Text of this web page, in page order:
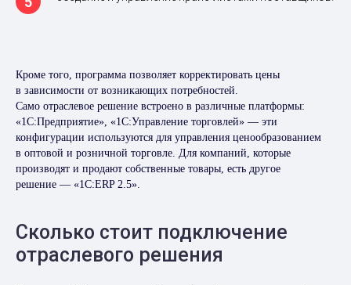
Кроме того, программа позволяет корректировать цены
в зависимости от возникающих потребностей.
Само отраслевое решение встроено в различные платформы:
«1С:Предприятие», «1С:Управление торговлей» — эти
конфигурации используются для управления ценообразованием
в оптовой и розничной торговле. Для компаний, которые
производят и продают собственные товары, есть другое
решение — «1С:ERP 2.5».
Сколько стоит подключение
отраслевого решения